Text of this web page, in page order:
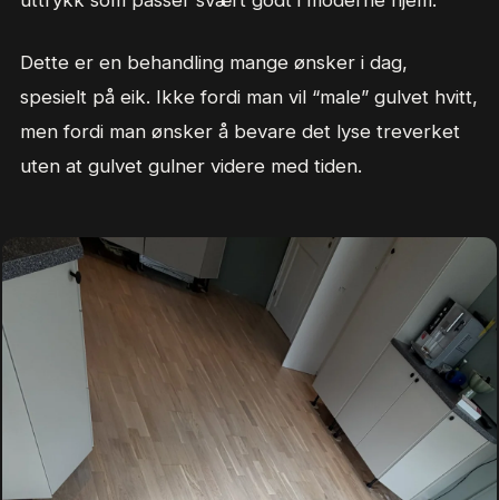
Dette er en behandling mange ønsker i dag,
spesielt på eik. Ikke fordi man vil “male” gulvet hvitt,
men fordi man ønsker å bevare det lyse treverket
uten at gulvet gulner videre med tiden.